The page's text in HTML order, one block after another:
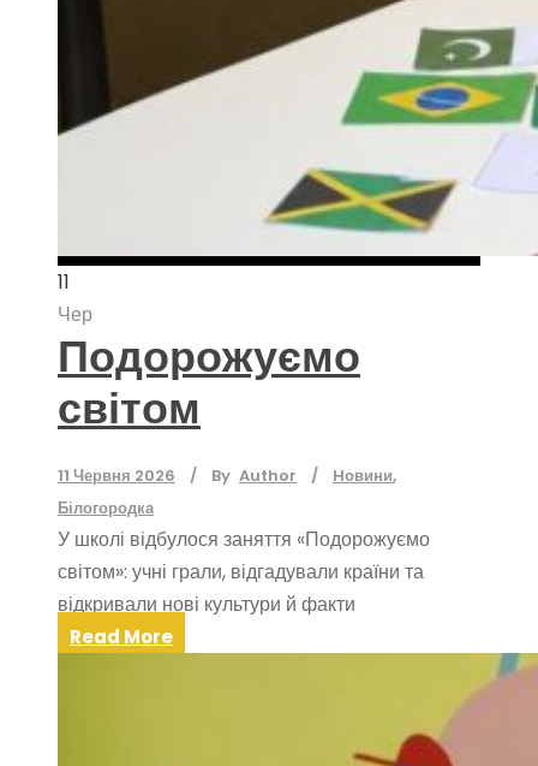
11
Чер
Подорожуємо
світом
11 Червня 2026 By Author Hовини,
Білогородка
У школі відбулося заняття «Подорожуємо
світом»: учні грали, відгадували країни та
відкривали нові культури й факти
Read More